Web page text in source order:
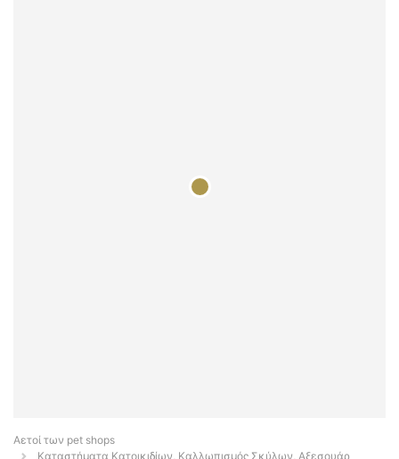
Αετοί των pet shops
Καταστήματα Κατοικιδίων, Καλλωπισμός Σκύλων, Αξεσουάρ